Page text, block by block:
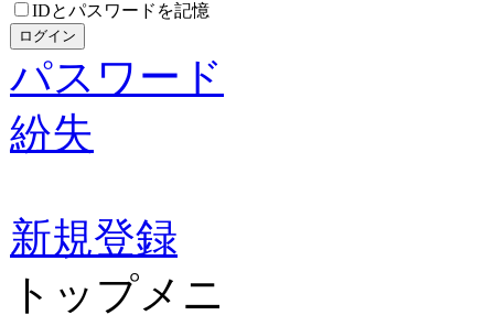
IDとパスワードを記憶
パスワード
紛失
新規登録
トップメニ